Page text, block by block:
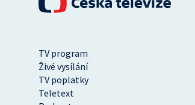
TV program
Živé vysílání
TV poplatky
Teletext